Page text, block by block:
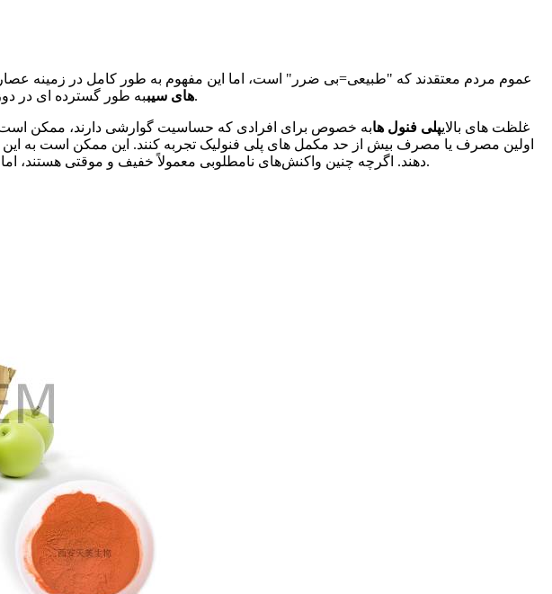
عموم مردم معتقدند که "طبیعی=بی ضرر" است، اما این مفهوم به طور کامل در زمینه
های سیببه طور گسترده ای در دوزهای توصیه شده معمولی ایمن در نظر گرفته می شوند، خطرات بالقوه ای در ارتباط با مصرف دوز بالا وجود دارد.
غلظت های بالایپلی فنول هابه خصوص برای افرادی که حساسیت گوارشی دارند، ممکن
اولین مصرف یا مصرف بیش از حد مکمل های پلی فنولیک تجربه کنند. این ممکن است به این
دهند. اگرچه چنین واکنش‌های نامطلوبی معمولاً خفیف و موقتی هستند، اما در کاربردهای عملی پلی‌فنل‌های سیب یک نقطه ضعف هستند و کاربرد آنها را در جمعیت‌های خاص محدود می‌کنند.